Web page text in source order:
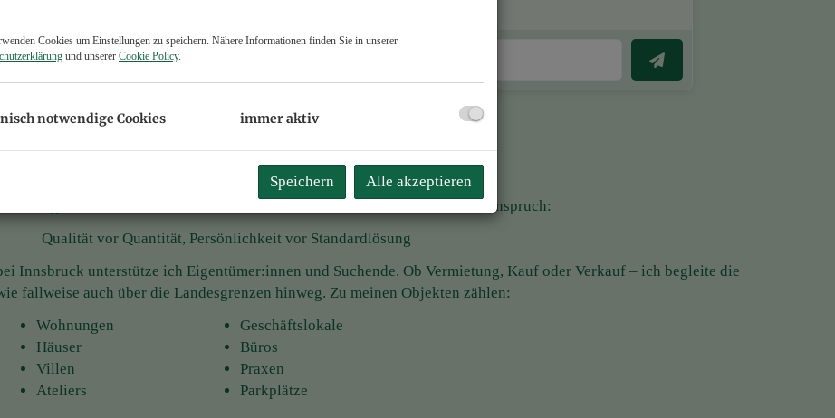
ganz
Krallinger und vermittle Wohn- und Gewerbeimmobilien mit einem klaren Anspruch:
Qualität vor Quantität, Persönlichkeit vor Standardlösung
Innsbruck unterstütze ich Eigentümer:innen und Suchende. Ob Vermietung, Kauf oder Verkauf – ich begleite die
fallweise auch über die Landesgrenzen hinweg. Zu meinen Objekten zählen:
Wohnungen
Häuser
Villen
Ateliers
Geschäftslokale
Büros
Praxen
Parkplätze
Cookies um Einstellungen zu speichern. Nähere Informationen finden Sie in unserer
und unserer Cookie Policy.
notwendige Cookies immer aktiv
Speichern Alle akzeptieren